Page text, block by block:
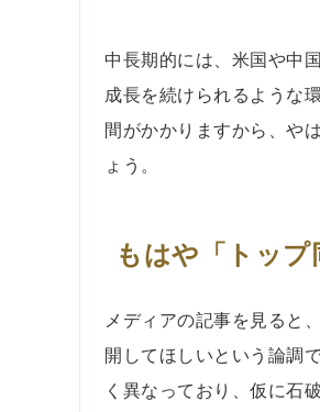
中長期的には、米国や中
成長を続けられるような
間がかかりますから、や
ょう。
もはや「トッ
メディアの記事を見ると
開してほしいという論調
く異なっており、仮に石